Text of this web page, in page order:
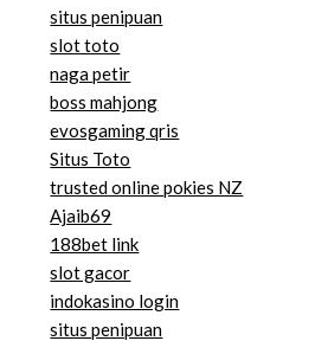
situs penipuan
slot toto
naga petir
boss mahjong
evosgaming qris
Situs Toto
trusted online pokies NZ
Ajaib69
188bet link
slot gacor
indokasino login
situs penipuan